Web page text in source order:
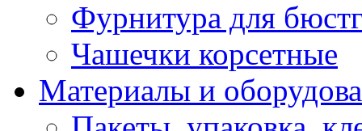
Фурнитура для
Чашечки корсетные
Материалы и